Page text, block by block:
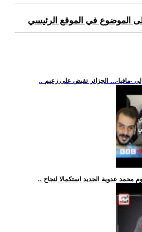
الموضوع في الموقع الرئيسي
-مافيا-... الجزائر تقبض على زعيم
محمد عدوية الجديد استكمالا لنجاح